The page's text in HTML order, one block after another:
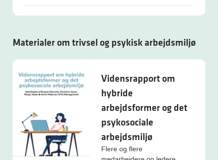
Materialer om trivsel og psykisk arbejdsmiljø
Vidensrapport om
hybride
arbejdsformer og det
psykosociale
arbejdsmiljø
Flere og flere